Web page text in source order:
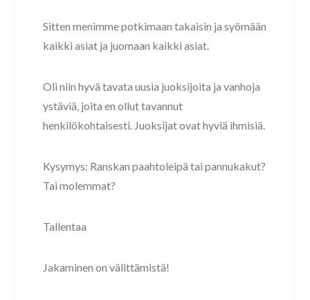
Sitten menimme potkimaan takaisin ja syömään
kaikki asiat ja juomaan kaikki asiat.
Oli niin hyvä tavata uusia juoksijoita ja vanhoja
ystäviä, joita en ollut tavannut
henkilökohtaisesti. Juoksijat ovat hyviä ihmisiä.
Kysymys: Ranskan paahtoleipä tai pannukakut?
Tai molemmat?
Tallentaa
Jakaminen on välittämistä!